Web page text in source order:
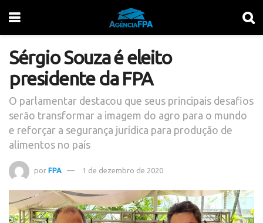
Sérgio Souza é eleito
presidente da FPA
O parlamentar destacou que seus principais desafios
serão transformar a imagem do agro para o mundo
e reforçar a segurança jurídica para produção de
alimentos no país
por FPA 1 de dezembro de 2020